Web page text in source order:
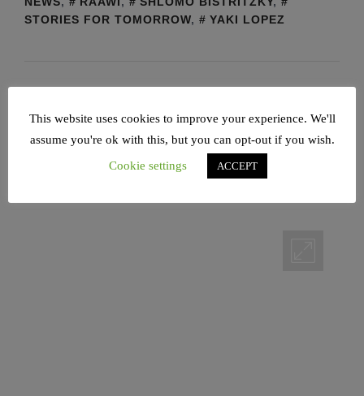
STORIES FOR TOMORROW, YAKI LOPEZ
Hackathon gegen
Antisemitismus
This website uses cookies to improve your experience. We'll
assume you're ok with this, but you can opt-out if you wish.
Cookie settings
ACCEPT